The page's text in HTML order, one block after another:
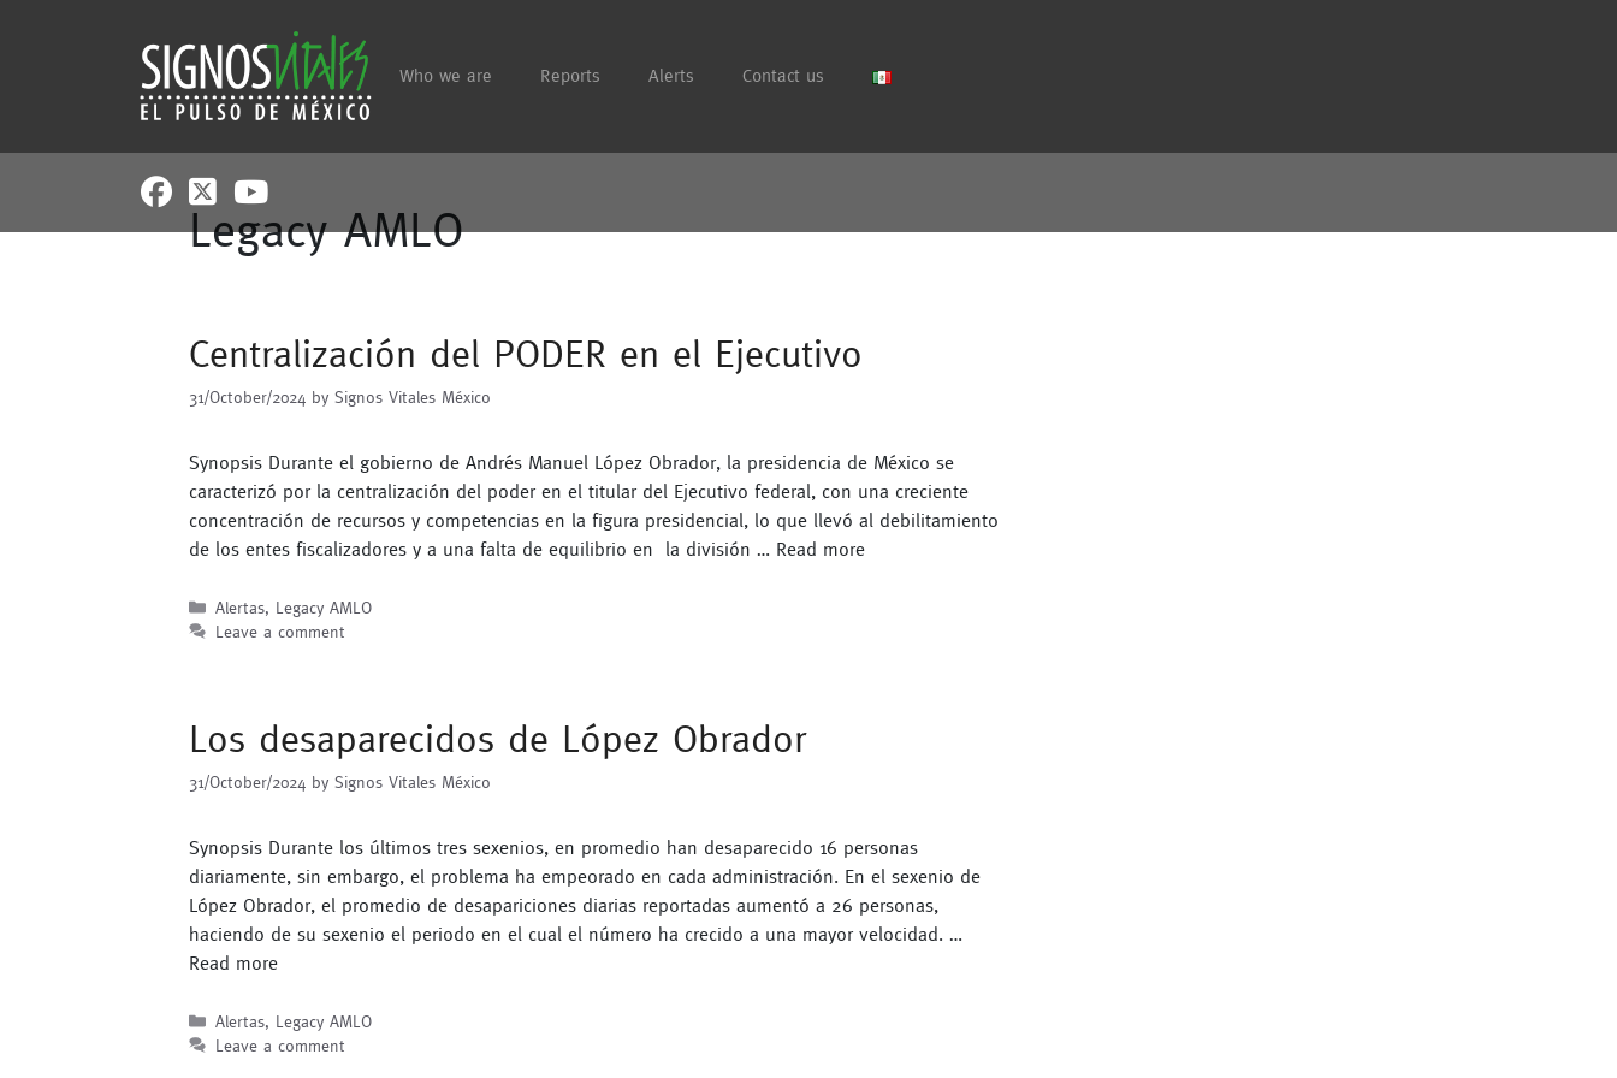
Who we are Reports Alerts Contact us
Legacy AMLO
Centralización del PODER en el Ejecutivo
31/October/2024 by Signos Vitales México
Synopsis Durante el gobierno de Andrés Manuel López Obrador, la presidencia de México se
caracterizó por la centralización del poder en el titular del Ejecutivo federal, con una creciente
concentración de recursos y competencias en la figura presidencial, lo que llevó al debilitamiento
de los entes fiscalizadores y a una falta de equilibrio en la división … Read more
Categories
Alertas, Legacy AMLO
Leave a comment
Los desaparecidos de López Obrador
31/October/2024 by Signos Vitales México
Synopsis Durante los últimos tres sexenios, en promedio han desaparecido 16 personas
diariamente, sin embargo, el problema ha empeorado en cada administración. En el sexenio de
López Obrador, el promedio de desapariciones diarias reportadas aumentó a 26 personas,
haciendo de su sexenio el periodo en el cual el número ha crecido a una mayor velocidad. …
Read more
Categories
Alertas, Legacy AMLO
Leave a comment